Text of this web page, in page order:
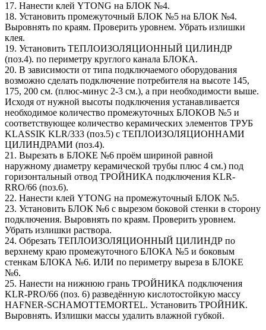
17. Нанести клей YTONG на БЛОК №4.
18. Установить промежуточный БЛОК №5 на БЛОК №4.
Выровнять по краям. Проверить уровнем. Убрать излишки
клея.
19. Установить ТЕПЛОИЗОЛЯЦИОННЫЙ ЦИЛИНДР
(поз.4). по периметру круглого канала БЛОКА.
20. В зависимости от типа подключаемого оборудования
возможно сделать подключение потребителя на высоте 145,
175, 200 см. (плюс-минус 2-3 см.), а при необходимости выше.
Исходя от нужной высоты подключения устанавливается
необходимое количество промежуточных БЛОКОВ №5 и
соответствующее количество керамических элементов ТРУБ
KLASSIK KLR/333 (поз.5) c ТЕПЛОИЗОЛЯЦИОННАМИ
ЦИЛИНДРАМИ (поз.4).
21. Вырезать в БЛОКЕ №6 проём шириной равной
наружному диаметру керамической трубы плюс 4 см.) под
горизонтальный отвод ТРОЙНИКА подключения KLR-
RRO/66 (поз.6).
22. Нанести клей YTONG на промежуточный БЛОК №5.
23. Установить БЛОК №6 с вырезом боковой стенки в сторону
подключения. Выровнять по краям. Проверить уровнем.
Убрать излишки раствора.
24. Обрезать ТЕПЛОИЗОЛЯЦИОННЫЙ ЦИЛИНДР по
верхнему краю промежуточного БЛОКА №5 и боковым
стенкам БЛОКА №6. ИЛИ по периметру выреза в БЛОКЕ
№6.
25. Нанести на нижнюю грань ТРОЙНИКА подключения
KLR-PRO/66 (поз. 6) разведённую кислотостойкую массу
HAFNER-SCHAMOTTEMORTEL. Установить ТРОЙНИК.
Выровнять. Излишки массы удалить влажной губкой.